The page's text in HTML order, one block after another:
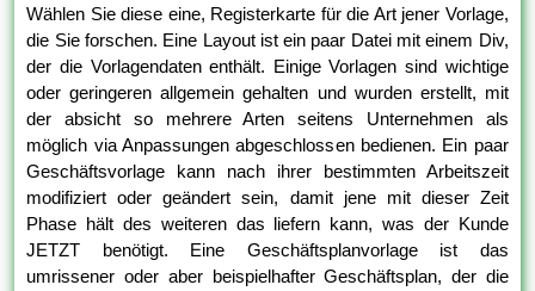
Wählen Sie diese eine, Registerkarte für die Art jener Vorlage,
die Sie forschen. Eine Layout ist ein paar Datei mit einem Div,
der die Vorlagendaten enthält. Einige Vorlagen sind wichtige
oder geringeren allgemein gehalten und wurden erstellt, mit
der absicht so mehrere Arten seitens Unternehmen als
möglich via Anpassungen abgeschlossen bedienen. Ein paar
Geschäftsvorlage kann nach ihrer bestimmten Arbeitszeit
modifiziert oder geändert sein, damit jene mit dieser Zeit
Phase hält des weiteren das liefern kann, was der Kunde
JETZT benötigt. Eine Geschäftsplanvorlage ist das
umrissener oder aber beispielhafter Geschäftsplan, der die